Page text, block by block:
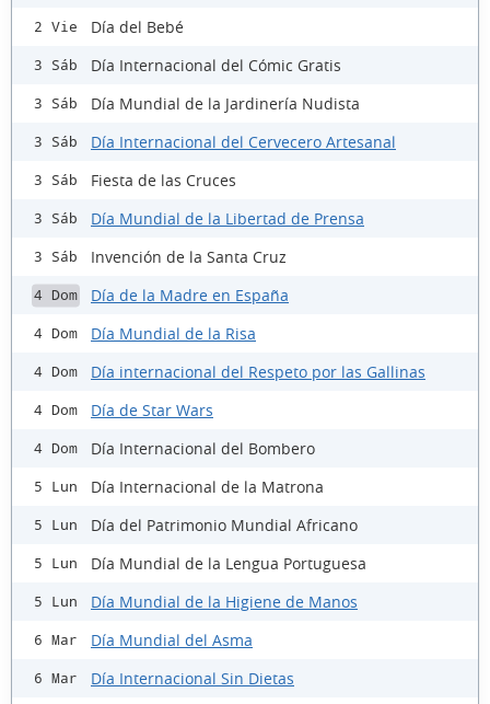
2 Vie Día del Bebé
3 Sáb Día Internacional del Cómic Gratis
3 Sáb Día Mundial de la Jardinería Nudista
3 Sáb Día Internacional del Cervecero Artesanal
3 Sáb Fiesta de las Cruces
3 Sáb Día Mundial de la Libertad de Prensa
3 Sáb Invención de la Santa Cruz
4 Dom Día de la Madre en España
4 Dom Día Mundial de la Risa
4 Dom Día internacional del Respeto por las Gallinas
4 Dom Día de Star Wars
4 Dom Día Internacional del Bombero
5 Lun Día Internacional de la Matrona
5 Lun Día del Patrimonio Mundial Africano
5 Lun Día Mundial de la Lengua Portuguesa
5 Lun Día Mundial de la Higiene de Manos
6 Mar Día Mundial del Asma
6 Mar Día Internacional Sin Dietas